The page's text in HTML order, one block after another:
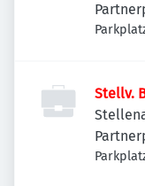
Stellv.